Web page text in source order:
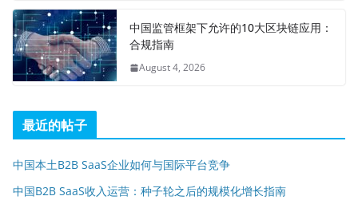
中国监管框架下允许的10大区块链应用：
合规指南
August 4, 2026
最近的帖子
中国本土B2B SaaS企业如何与国际平台竞争
中国B2B SaaS收入运营：种子轮之后的规模化增长指南